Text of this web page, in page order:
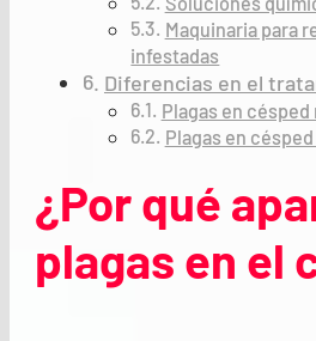
Maquinaria para
infestadas
Diferencias en el
Plagas en césped
Plagas en
¿Por qué
plagas en el